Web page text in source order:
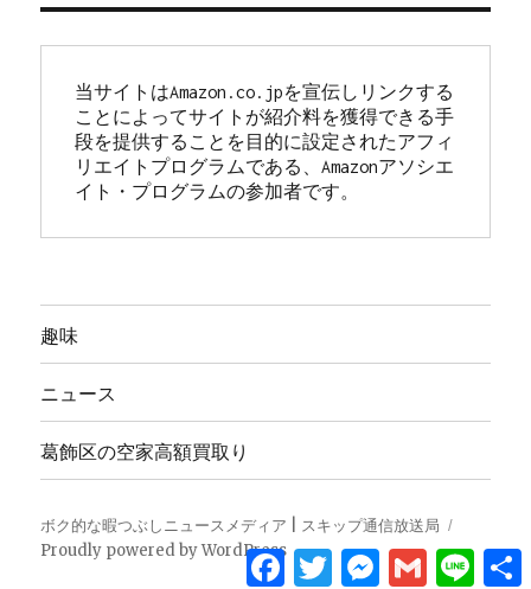
当サイトはAmazon.co.jpを宣伝しリンクする
ことによってサイトが紹介料を獲得できる手
段を提供することを目的に設定されたアフィ
リエイトプログラムである、Amazonアソシエ
イト・プログラムの参加者です。
趣味
ニュース
葛飾区の空家高額買取り
ボク的な暇つぶしニュースメディア | スキップ通信放送局
Proudly powered by WordPressFacebookTwitterMessenger
GmailLine